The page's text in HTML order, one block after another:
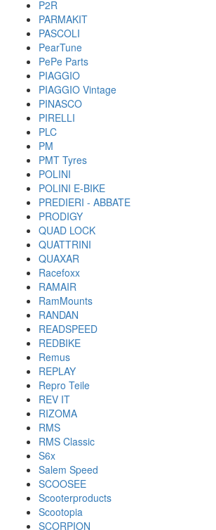
P2R
PARMAKIT
PASCOLI
PearTune
PePe Parts
PIAGGIO
PIAGGIO Vintage
PINASCO
PIRELLI
PLC
PM
PMT Tyres
POLINI
POLINI E-BIKE
PREDIERI - ABBATE
PRODIGY
QUAD LOCK
QUATTRINI
QUAXAR
Racefoxx
RAMAIR
RamMounts
RANDAN
READSPEED
REDBIKE
Remus
REPLAY
Repro Teile
REV IT
RIZOMA
RMS
RMS Classic
S6x
Salem Speed
SCOOSEE
Scooterproducts
Scootopia
SCORPION